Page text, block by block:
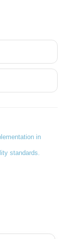
in
standards.